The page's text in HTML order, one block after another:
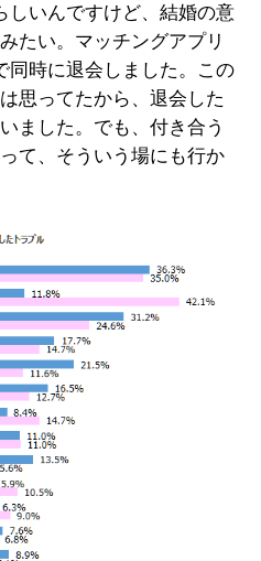
しいんですけど、結婚の意
たい。マッチングアプリ
同時に退会しました。この
思ってたから、退会した
ました。でも、付き合う
て、そういう場にも行か